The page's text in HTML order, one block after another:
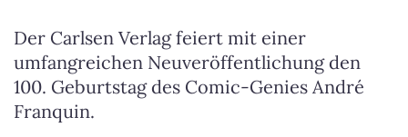
Der Carlsen Verlag feiert mit einer
umfangreichen Neuveröffentlichung den
100. Geburtstag des Comic-Genies André
Franquin.